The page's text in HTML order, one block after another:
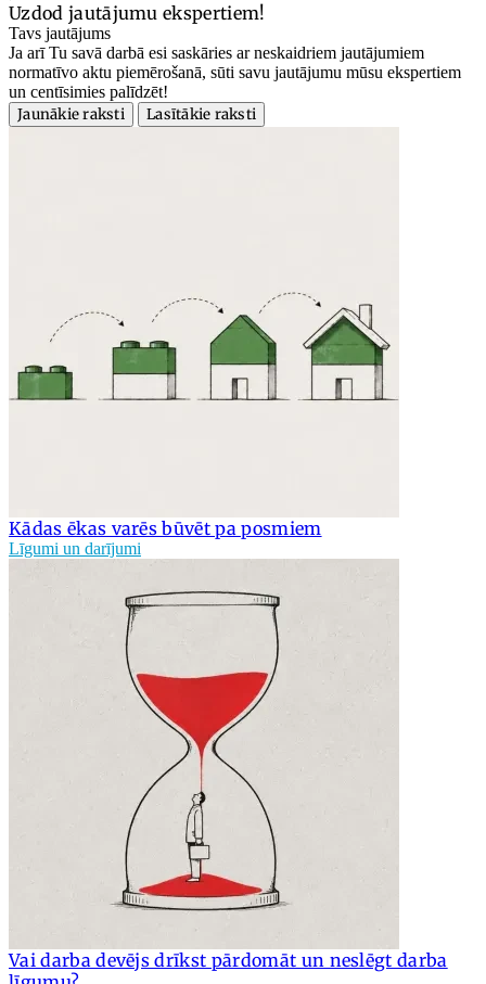
Uzdod jautājumu ekspertiem!
Tavs jautājums
Ja arī Tu savā darbā esi saskāries ar neskaidriem jautājumiem
normatīvo aktu piemērošanā, sūti savu jautājumu mūsu ekspertiem
un centīsimies palīdzēt!
Jaunākie raksti
Lasītākie raksti
Kādas ēkas varēs būvēt pa posmiem
Līgumi un darījumi
Vai darba devējs drīkst pārdomāt un neslēgt darba